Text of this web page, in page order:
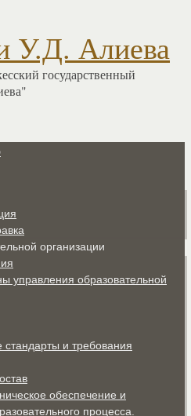
У.Д. Алиева
государственный
организации
управления образовательной
и требования
обеспечение и
процесса.